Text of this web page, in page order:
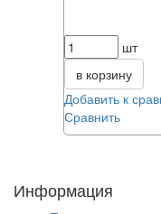
шт
в корзину
Добавить к
Сравнить
Информация